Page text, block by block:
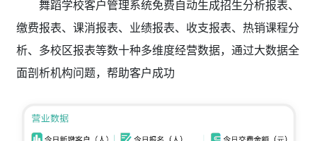
舞蹈学校客户管理系统免费自动生成招生分析报表、
缴费报表、课消报表、业绩报表、收支报表、热销课程分
析、多校区报表等数十种多维度经营数据，通过大数据全
面剖析机构问题，帮助客户成功